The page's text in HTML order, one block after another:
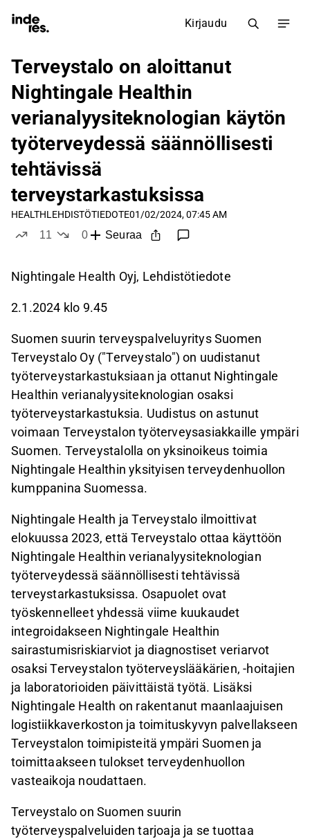
Kirjaudu
Terveystalo on aloittanut
Nightingale Healthin
verianalyysiteknologian käytön
työterveydessä säännöllisesti
tehtävissä
terveystarkastuksissa
HEALTHLEHDISTÖTIEDOTE01/02/2024, 07:45 AM
11
0
Seuraa
Nightingale Health Oyj, Lehdistötiedote
2.1.2024 klo 9.45
Suomen suurin terveyspalveluyritys Suomen
Terveystalo Oy ("Terveystalo") on uudistanut
työterveystarkastuksiaan ja ottanut Nightingale
Healthin verianalyysiteknologian osaksi
työterveystarkastuksia. Uudistus on astunut
voimaan Terveystalon työterveysasiakkaille ympäri
Suomen. Terveystalolla on yksinoikeus toimia
Nightingale Healthin yksityisen terveydenhuollon
kumppanina Suomessa.
Nightingale Health ja Terveystalo ilmoittivat
elokuussa 2023, että Terveystalo ottaa käyttöön
Nightingale Healthin verianalyysiteknologian
työterveydessä säännöllisesti tehtävissä
terveystarkastuksissa. Osapuolet ovat
työskennelleet yhdessä viime kuukaudet
integroidakseen Nightingale Healthin
sairastumisriskiarviot ja diagnostiset veriarvot
osaksi Terveystalon työterveyslääkärien, -hoitajien
ja laboratorioiden päivittäistä työtä. Lisäksi
Nightingale Health on rakentanut maanlaajuisen
logistiikkaverkoston ja toimituskyvyn palvellakseen
Terveystalon toimipisteitä ympäri Suomen ja
toimittaakseen tulokset terveydenhuollon
vasteaikoja noudattaen.
Terveystalo on Suomen suurin
työterveyspalveluiden tarjoaja ja se tuottaa